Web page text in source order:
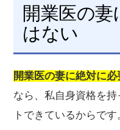
開業医の妻
はない
開業医の妻に絶対に
なら、私自身資格を
トできているからです